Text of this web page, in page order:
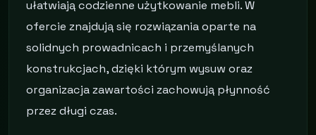
ułatwiają codzienne użytkowanie mebli. W
ofercie znajdują się rozwiązania oparte na
solidnych prowadnicach i przemyślanych
konstrukcjach, dzięki którym wysuw oraz
organizacja zawartości zachowują płynność
przez długi czas.